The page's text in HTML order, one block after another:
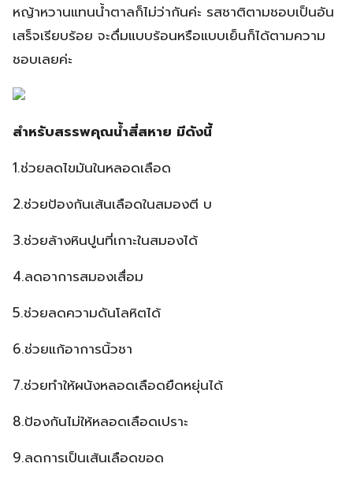
หญ้าหวานแทนน้ำตาลก็ไม่ว่ากันค่ะ รสชาติตามชอบเป็นอัน
เสร็จเรียบร้อย จะดื่มแบบร้อนหรือแบบเย็นก็ได้ตามความ
ชอบเลยค่ะ
สำหรับสรรพคุณน้ำสี่สหาย มีดังนี้
1.ช่วยลดไขมันในหลอดเลือด
2.ช่วยป้องกันเส้นเลือดในสมองตี บ
3.ช่วยล้างหินปูนที่เกาะในสมองได้
4.ลดอาการสมองเสื่อม
5.ช่วยลดความดันโลหิตได้
6.ช่วยแก้อาการนิ้วชา
7.ช่วยทำให้ผนังหลอดเลือดยืดหยุ่นได้
8.ป้องกันไม่ให้หลอดเลือดเปราะ
9.ลดการเป็นเส้นเลือดขอด